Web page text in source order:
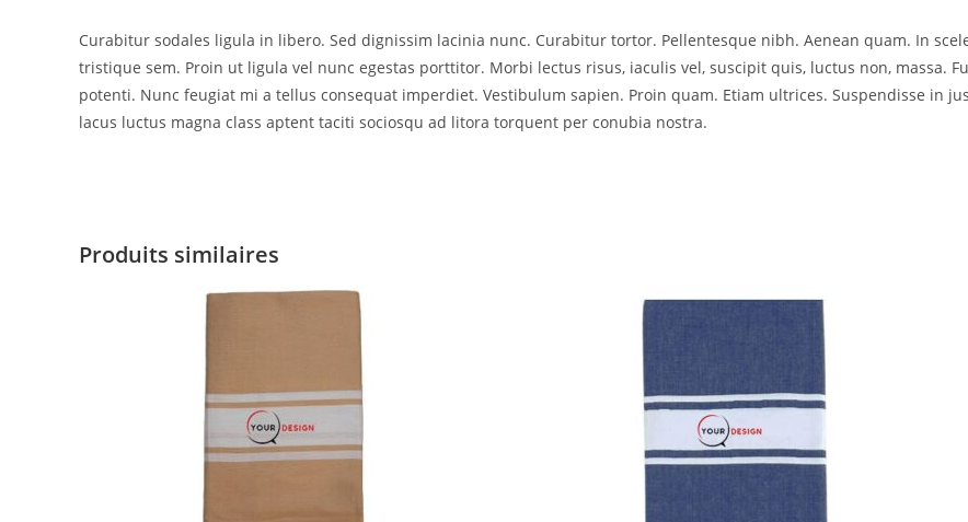
Curabitur sodales ligula in libero. Sed dignissim lacinia nunc. Curabitur tortor. Pellentesque nibh. Aenean quam. In
tristique sem. Proin ut ligula vel nunc egestas porttitor. Morbi lectus risus, iaculis vel, suscipit quis, luctus non, massa.
potenti. Nunc feugiat mi a tellus consequat imperdiet. Vestibulum sapien. Proin quam. Etiam ultrices. Suspendisse in
lacus luctus magna class aptent taciti sociosqu ad litora torquent per conubia nostra.
Produits similaires